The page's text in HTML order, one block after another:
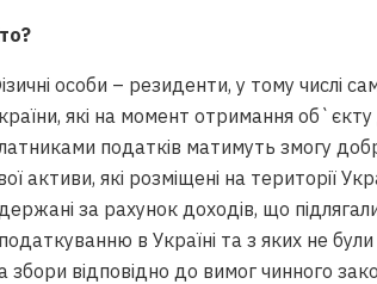
особи – резиденти, у тому числі
які на момент отримання
податків матимуть змогу
активи, які розміщені на території
за рахунок доходів, що
в Україні та з яких не
збори відповідно до вимог чинного